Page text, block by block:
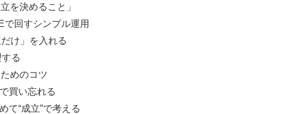
を決めること」
で回すシンプル運用
け」を入れる
る
めのコツ
買い忘れる
て“成立”で考える